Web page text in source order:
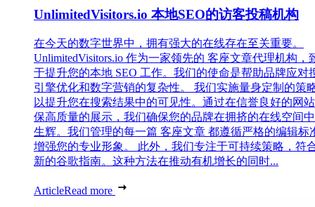
UnlimitedVisitors.io 本地SEO的访客投稿机构
在今天的数字世界中，拥有强大的在线存在至关重要。
UnlimitedVisitors.io 作为一家领先的 客座文章代理机构，
于提升您的本地 SEO 工作。我们的使命是帮助品牌应对
引擎优化和数字营销的复杂性。 我们实施量身定制的策
以提升您在搜索结果中的可见性。通过在信誉良好的网
保高质量的展示，我们确保您的品牌在拥挤的在线空间
生辉。我们管理的每一篇 客座文章 都遵循严格的编辑标
增强您的专业形象。 此外，我们专注于可持续策略，符
新的谷歌指南。这种方法在推动有机增长的同时...
ArticleRead more